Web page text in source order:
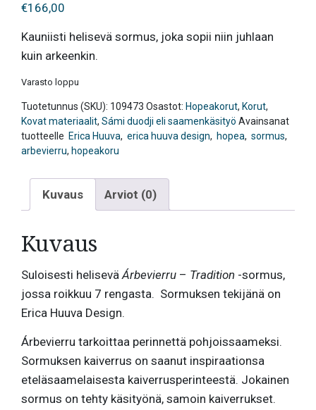
€166,00
Kauniisti helisevä sormus, joka sopii niin juhlaan
kuin arkeenkin.
Varasto loppu
Tuotetunnus (SKU): 109473 Osastot: Hopeakorut, Korut,
Kovat materiaalit, Sámi duodji eli saamenkäsityö Avainsanat
tuotteelle Erica Huuva, erica huuva design, hopea, sormus,
arbevierru, hopeakoru
Kuvaus Arviot (0)
Kuvaus
Suloisesti heliseväÁrbevierru – Tradition -sormus,
jossa roikkuu 7 rengasta. Sormuksen tekijänä on
Erica Huuva Design.
Árbevierru tarkoittaa perinnettä pohjoissaameksi.
Sormuksen kaiverrus on saanut inspiraationsa
eteläsaamelaisesta kaiverrusperinteestä. Jokainen
sormus on tehty käsityönä, samoin kaiverrukset.